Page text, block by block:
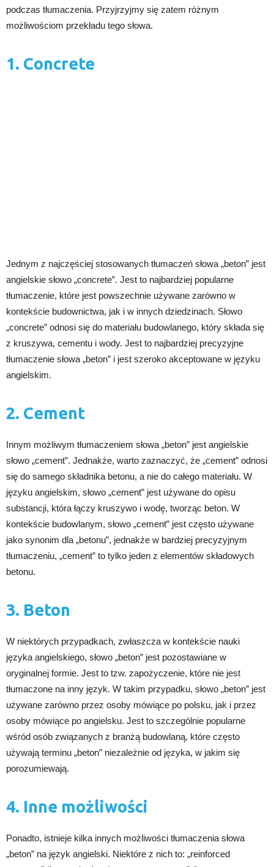
podczas tłumaczenia. Przyjrzyjmy się zatem różnym
możliwościom przekładu tego słowa.
1. Concrete
Jednym z najczęściej stosowanych tłumaczeń słowa „beton” jest
angielskie słowo „concrete”. Jest to najbardziej popularne
tłumaczenie, które jest powszechnie używane zarówno w
kontekście budownictwa, jak i w innych dziedzinach. Słowo
„concrete” odnosi się do materiału budowlanego, który składa się
z kruszywa, cementu i wody. Jest to najbardziej precyzyjne
tłumaczenie słowa „beton” i jest szeroko akceptowane w języku
angielskim.
2. Cement
Innym możliwym tłumaczeniem słowa „beton” jest angielskie
słowo „cement”. Jednakże, warto zaznaczyć, że „cement” odnosi
się do samego składnika betonu, a nie do całego materiału. W
języku angielskim, słowo „cement” jest używane do opisu
substancji, która łączy kruszywo i wodę, tworząc beton. W
kontekście budowlanym, słowo „cement” jest często używane
jako synonim dla „betonu”, jednakże w bardziej precyzyjnym
tłumaczeniu, „cement” to tylko jeden z elementów składowych
betonu.
3. Beton
W niektórych przypadkach, zwłaszcza w kontekście nauki
języka angielskiego, słowo „beton” jest pozostawiane w
oryginalnej formie. Jest to tzw. zapożyczenie, które nie jest
tłumaczone na inny język. W takim przypadku, słowo „beton” jest
używane zarówno przez osoby mówiące po polsku, jak i przez
osoby mówiące po angielsku. Jest to szczególnie popularne
wśród osób związanych z branżą budowlaną, które często
używają terminu „beton” niezależnie od języka, w jakim się
porozumiewają.
4. Inne możliwości
Ponadto, istnieje kilka innych możliwości tłumaczenia słowa
„beton” na język angielski. Niektóre z nich to: „reinforced